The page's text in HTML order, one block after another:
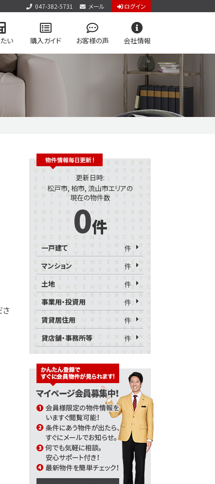
047-382-5731 メール ログイン
い 購入ガイド お客様の声 会社情報
個人情報保護方針
更新日時:
松戸市, 柏市, 流山市エリアの
現在の物件数
0件
一戸建て
件
マンション
件
土地
件
事業用・投資用
件
賃貸居住用
件
貸店舗・事務所等
件